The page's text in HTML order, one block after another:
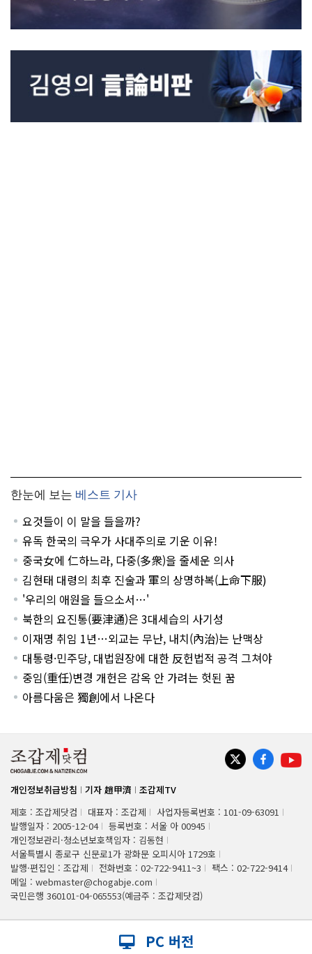
한눈에 보는 베스트 기사
요것들이 이 말을 들을까?
유독 한국의 극우가 사대주의로 기운 이유!
중국女에 仁하느라, 다중(多衆)을 줄세운 의사
김현태 대령의 최후 진술과 軍의 상명하복(上命下服)
'우리의 애원을 들으소서…'
북한의 요진통(要津通)은 3대세습의 사기성
이재명 취임 1년…외교는 무난, 내치(內治)는 난맥상
대통령·민주당, 대법원장에 대한 反헌법적 공격 그쳐야
중임(重任)변경 개헌은 감옥 안 가려는 헛된 꿈
아름다움은 獨創에서 나온다
개인정보취급방침 기자 趙甲濟
조갑제TV
제호 : 조갑제닷컴
대표자 : 조갑제
사업자등록번호 : 101-09-63091
발행일자 : 2005-12-04
등록번호 : 서울 아 00945
개인정보관리·청소년보호책임자 : 김동현
서울특별시 종로구 신문로1가 광화문 오피시아 1729호
발행·편집인 : 조갑제
전화번호 : 02-722-9411~3
팩스 : 02-722-9414
메일 : webmaster@chogabje.com
국민은행 360101-04-065553(예금주 : 조갑제닷컴)
PC 버전